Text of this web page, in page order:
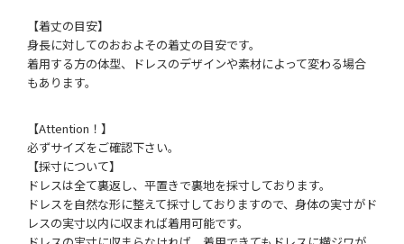
【着丈の目安】
身長に対してのおおよその着丈の目安です。
着用する方の体型、ドレスのデザインや素材によって変わる場合
もあります。
【Attention！】
必ずサイズをご確認下さい。
【採寸について】
ドレスは全て裏返し、平置きで裏地を採寸しております。
ドレスを自然な形に整えて採寸しておりますので、身体の実寸がド
レスの実寸以内に収まれば着用可能です。